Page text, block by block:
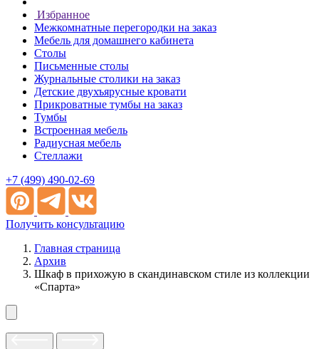
Избранное
Межкомнатные перегородки на заказ
Мебель для домашнего кабинета
Столы
Письменные столы
Журнальные столики на заказ
Детские двухъярусные кровати
Прикроватные тумбы на заказ
Тумбы
Встроенная мебель
Радиусная мебель
Стеллажи
+7 (499) 490-02-69
Получить консультацию
Главная страница
Архив
Шкаф в прихожую в скандинавском стиле из коллекции
«Спарта»